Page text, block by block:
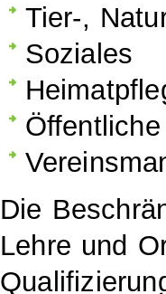
Tier-,
Soziales
Die
Lehre und